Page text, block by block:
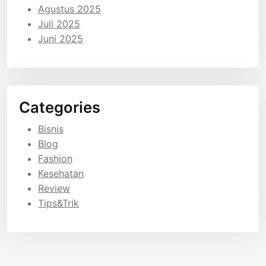
Agustus 2025
Juli 2025
Juni 2025
Categories
Bisnis
Blog
Fashion
Kesehatan
Review
Tips&Trik